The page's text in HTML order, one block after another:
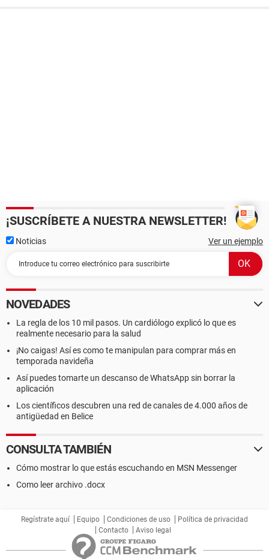
¡SUSCRÍBETE A NUESTRA NEWSLETTER!
Noticias Ver un ejemplo
NOVEDADES
La regla de los 10 mil pasos. Un cardiólogo explicó lo que es
realmente necesario para la salud
¡No caigas! Así es como te manipulan para comprar más en
temporada navideña
Así puedes tomarte un descanso de WhatsApp sin borrar la
aplicación
Los científicos descubren una red de canales de 4.000 años de
antigüedad en Belice
CONSULTA TAMBIÉN
Cómo mostrar lo que estás escuchando en MSN Messenger
Como leer archivo .docx
Regístrate aquí Equipo Condiciones de uso
Política de privacidad
Contacto
Aviso legal